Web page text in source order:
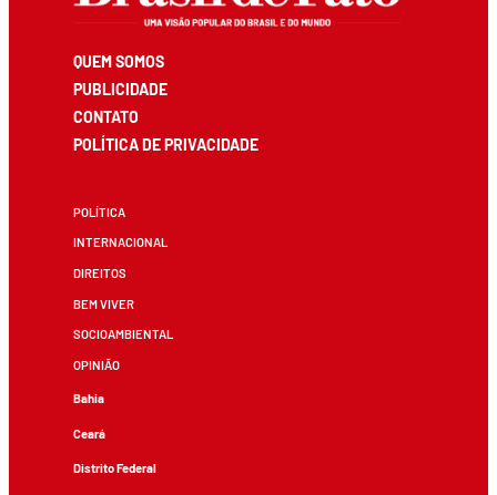
QUEM SOMOS
PUBLICIDADE
CONTATO
POLÍTICA DE PRIVACIDADE
POLÍTICA
INTERNACIONAL
DIREITOS
BEM VIVER
SOCIOAMBIENTAL
OPINIÃO
Bahia
Ceará
Distrito Federal